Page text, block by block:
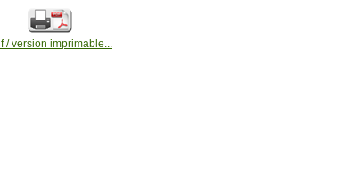
/ version imprimable...